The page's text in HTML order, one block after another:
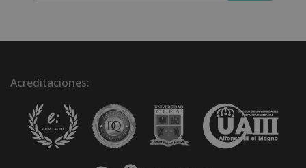
Acreditaciones: